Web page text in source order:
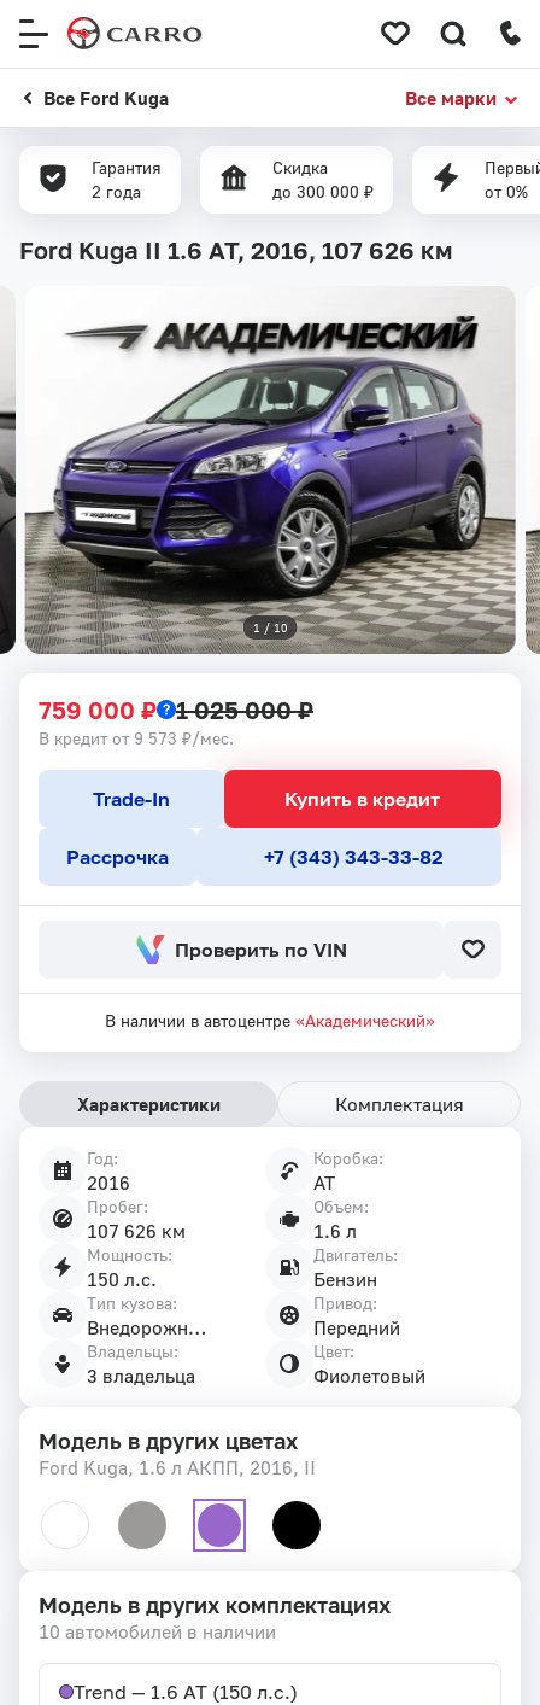
Все Ford Kuga Все марки
Гарантия
2 года
Скидка
до 300 000 ₽
от 0%
Ford Kuga II 1.6 AT, 2016, 107 626 км
1 / 10
759 000 ₽ 1 025 000 ₽
В кредит от 9 573 ₽/мес.
Купить в кредит
Trade-In
Рассрочка +7 (343) 343-33-82
Проверить по VIN
В наличии в автоцентре «Академический»
Характеристики Комплектация
Год:
2016
Коробка:
AT
Пробег:
107 626 км
Объем:
1.6 л
Мощность:
150 л.с.
Двигатель:
Бензин
Тип кузова:
Внедорожник 5 дв.
Привод:
Передний
Владельцы:
3 владельца
Цвет:
Фиолетовый
Модель в других цветах
Ford Kuga, 1.6 л АКПП, 2016, II
Модель в других комплектациях
10 автомобилей в наличии
Trend — 1.6 AT (150 л.с.)